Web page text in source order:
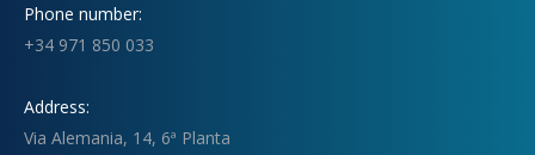
Phone number:
+34 971 850 033
Address:
Via Alemania, 14, 6ª Planta